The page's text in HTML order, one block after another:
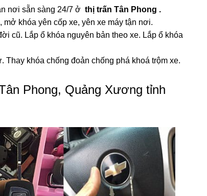
nơi sẵn sàng 24/7 ở thị trấn Tân Phong .
khóa yên cốp xe, yên xe máy tận nơi.
cũ. Lắp ổ khóa nguyên bản theo xe. Lắp ổ khóa
khóa chống đoản chống phá khoá trộm xe.
Phong, Quảng Xương tỉnh